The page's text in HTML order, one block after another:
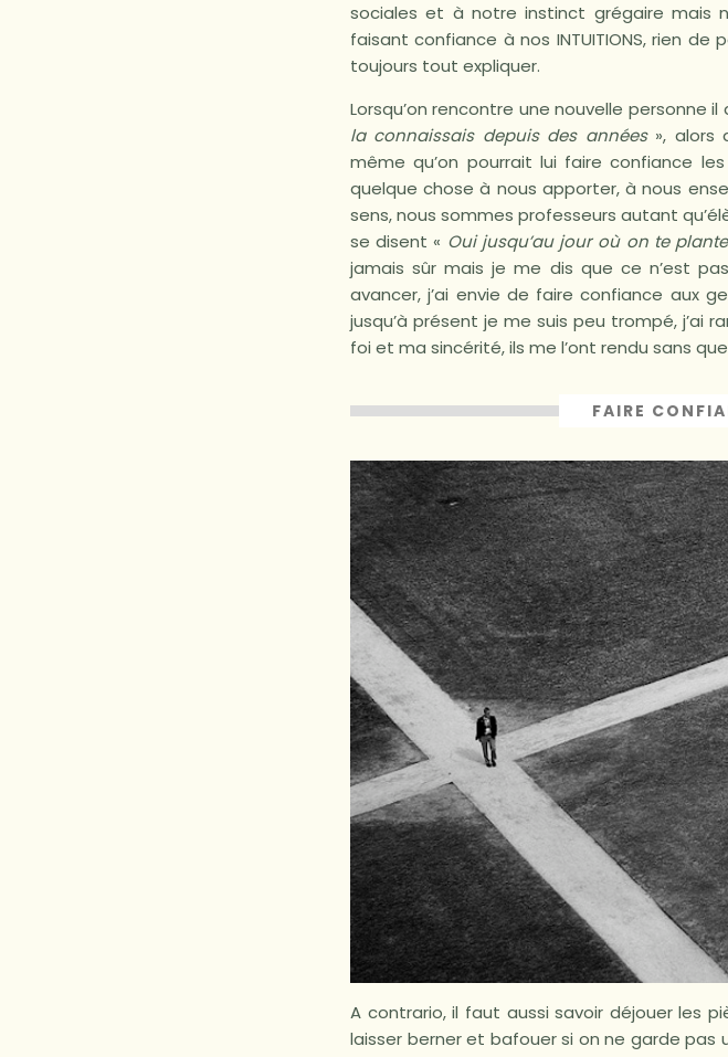
sociales et à notre instinct grégaire mais
faisant confiance à nos INTUITIONS, rien
toujours tout expliquer.
Lorsqu’on rencontre une nouvelle personne
la connaissais depuis des années », alors
même qu’on pourrait lui faire confiance
quelque chose à nous apporter, à nous
sens, nous sommes professeurs autant
se disent « Oui jusqu’au jour où on te
jamais sûr mais je me dis que ce n’est
avancer, j’ai envie de faire confiance aux
jusqu’à présent je me suis peu trompé, j’ai
foi et ma sincérité, ils me l’ont rendu sans
FAIRE
A contrario, il faut aussi savoir déjouer les
laisser berner et bafouer si on ne garde